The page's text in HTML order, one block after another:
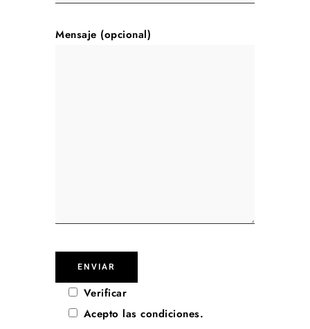
Mensaje (opcional)
Verificar
Acepto las condiciones.